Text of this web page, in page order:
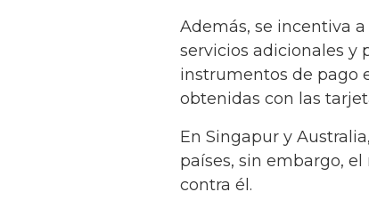
Además, se incentiva
servicios adicionales y
instrumentos de pago
obtenidas con las
En Singapur y
países, sin embargo,
contra él.